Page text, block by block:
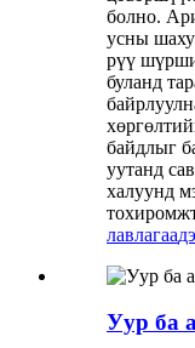
болно.
усны
рүү
буланд
байдлыг
уутанд
халуунд
лавлагаа
Уур ба